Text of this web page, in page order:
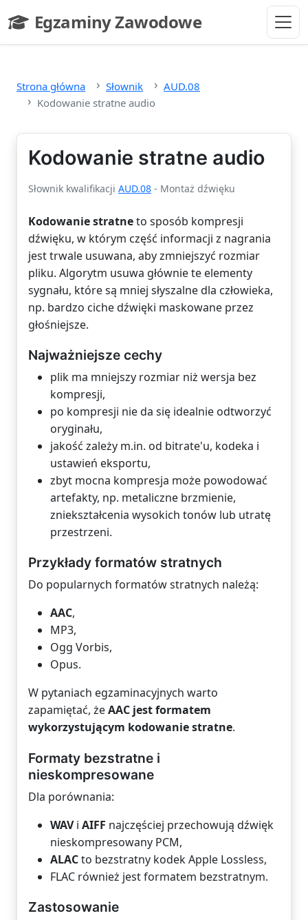
Egzaminy Zawodowe
- strona główna
Strona główna Słownik
AUD.08
Kodowanie stratne audio
Kodowanie stratne audio
Słownik kwalifikacji AUD.08 - Montaż dźwięku
Kodowanie stratneto sposób kompresji
dźwięku, w którym część informacji z nagrania
jest trwale usuwana, aby zmniejszyć rozmiar
pliku. Algorytm usuwa głównie te elementy
sygnału, które są mniej słyszalne dla człowieka,
np. bardzo ciche dźwięki maskowane przez
głośniejsze.
Najważniejsze cechy
plik ma mniejszy rozmiar niż wersja bez
kompresji,
po kompresji nie da się idealnie odtworzyć
oryginału,
jakość zależy m.in. od bitrate'u, kodeka i
ustawień eksportu,
zbyt mocna kompresja może powodować
artefakty, np. metaliczne brzmienie,
zniekształcenia wysokich tonów lub utratę
przestrzeni.
Przykłady formatów stratnych
Do popularnych formatów stratnych należą:
AAC,
MP3,
Ogg Vorbis,
Opus.
W pytaniach egzaminacyjnych warto
zapamiętać, żeAAC jest formatem
wykorzystującym kodowanie stratne.
Formaty bezstratne i
nieskompresowane
Dla porównania:
WAVi AIFF najczęściej przechowują dźwięk
nieskompresowany PCM,
ALACto bezstratny kodek Apple Lossless,
FLAC również jest formatem bezstratnym.
Zastosowanie